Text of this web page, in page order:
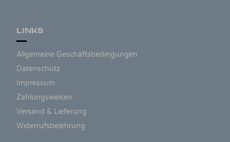
LINKS
Allgemeine Geschäftsbedingungen
Datenschutz
Impressum
Zahlungsweisen
Versand & Lieferung
Widerrufsbelehrung